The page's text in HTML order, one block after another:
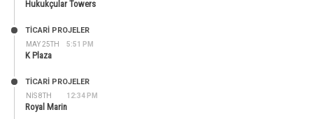
Hukukçular Towers
MAY 25TH 5:51 PM
TİCARİ PROJELER
K Plaza
NIS 8TH 12:34 PM
TİCARİ PROJELER
Royal Marin